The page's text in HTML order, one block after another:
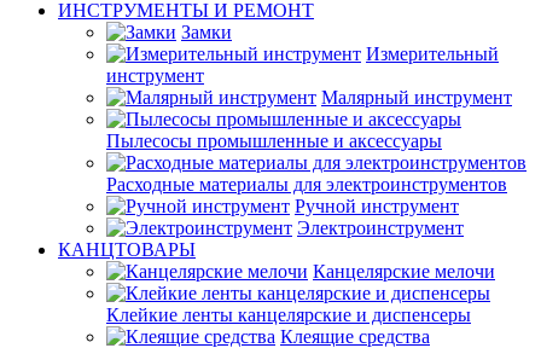
ИНСТРУМЕНТЫ И РЕМОНТ
Замки
Измерительный
инструмент
Малярный инструмент
Пылесосы промышленные и аксессуары
Расходные материалы для электроинструментов
Ручной инструмент
Электроинструмент
КАНЦТОВАРЫ
Канцелярские мелочи
Клейкие ленты канцелярские и диспенсеры
Клеящие средства